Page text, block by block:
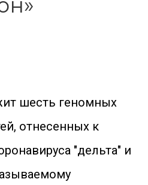
шесть геномных
отнесенных к
"дельта" и